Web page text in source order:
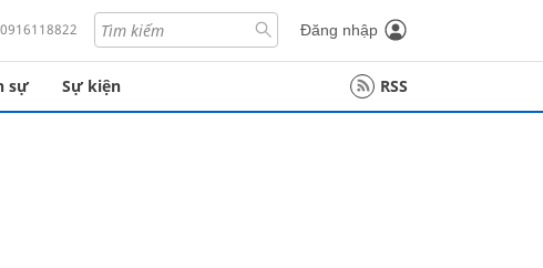
Đăng nhập
sự Sự kiện RSS